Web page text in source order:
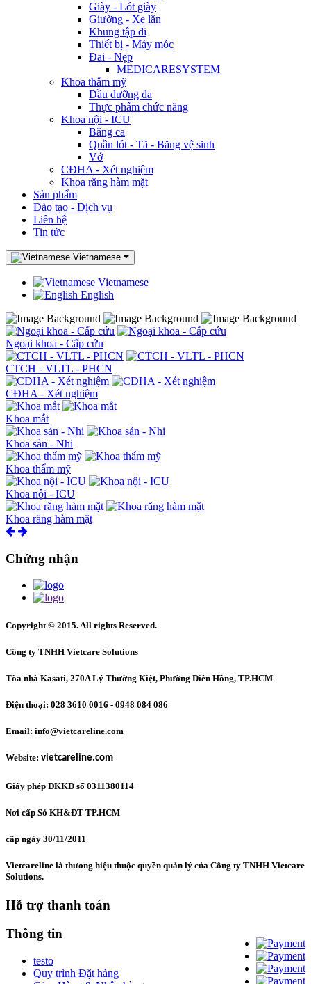
Giày - Lót giày
Giường - Xe lăn
Khung tập đi
Thiết bị - Máy móc
Đai - Nẹp
MEDICARESYSTEM
Khoa thẩm mỹ
Dầu dưỡng da
Thực phẩm chức năng
Khoa nội - ICU
Băng ca
Quần lót - Tã - Băng vệ sinh
Vớ
CĐHA - Xét nghiệm
Khoa răng hàm mặt
Sản phẩm
Đào tạo - Dịch vụ
Liên hệ
Tin tức
Vietnamese
Vietnamese
English
Ngoại khoa - Cấp cứu
CTCH - VLTL - PHCN
CĐHA - Xét nghiệm
Khoa mắt
Khoa sản - Nhi
Khoa thẩm mỹ
Khoa nội - ICU
Khoa răng hàm mặt
Chứng nhận
Copyright © 2015. All rights Reserved.
Công ty TNHH Vietcare Solutions
Tòa nhà Kasati, 270A Lý Thường Kiệt, Phường Diên Hồng, TP.HCM
Điện thoại: 028 3610 0016 - 0948 084 086
Email: info@vietcareline.com
Website: vietcareline.com
Giấy phép ĐKKD số 0311380114
Nơi cấp Sở KH&ĐT TP.HCM
cấp ngày 30/11/2011
Vietcareline là thương hiệu thuộc quyền quản lý của Công ty TNHH Vietcare
Solutions.
Hỗ trợ thanh toán
Thông tin
testo
Quy trình Đặt hàng